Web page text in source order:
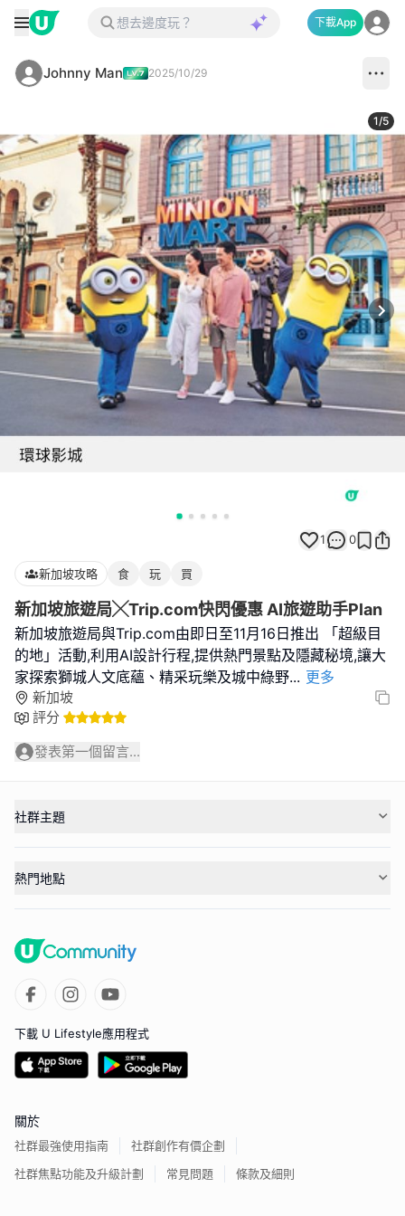
下載App
Johnny Man 2025/10/29
1/5
1 0
新加坡攻略 食 玩 買
新加坡旅遊局╳Trip.com快閃優惠 AI旅遊助手Plan
新加坡旅遊局與Trip.com由即日至11月16日推出 「超級目
的地」活動,利用AI設計行程,提供熱門景點及隱藏秘境,讓大
家探索獅城人文底蘊、精采玩樂及城中綠野... 更多
新加坡
評分
發表第一個留言...
社群主題
熱門地點
下載 U Lifestyle應用程式
關於
社群最強使用指南
社群創作有價企劃
社群焦點功能及升級計劃
常見問題 條款及細則